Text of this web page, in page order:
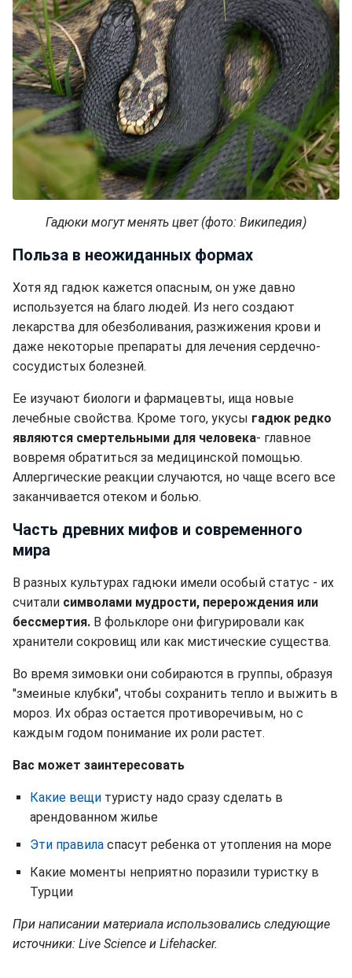
Гадюки могут менять цвет (фото: Википедия)
Польза в неожиданных формах
Хотя яд гадюк кажется опасным, он уже давно
используется на благо людей. Из него создают
лекарства для обезболивания, разжижения крови и
даже некоторые препараты для лечения сердечно-
сосудистых болезней.
Ее изучают биологи и фармацевты, ища новые
лечебные свойства. Кроме того, укусы гадюк редко
являются смертельными для человека- главное
вовремя обратиться за медицинской помощью.
Аллергические реакции случаются, но чаще всего все
заканчивается отеком и болью.
Часть древних мифов и современного
мира
В разных культурах гадюки имели особый статус - их
считали символами мудрости, перерождения или
бессмертия. В фольклоре они фигурировали как
хранители сокровищ или как мистические существа.
Во время зимовки они собираются в группы, образуя
"змеиные клубки", чтобы сохранить тепло и выжить в
мороз. Их образ остается противоречивым, но с
каждым годом понимание их роли растет.
Вас может заинтересовать
Какие вещи туристу надо сразу сделать в
арендованном жилье
Эти правила спасут ребенка от утопления на море
Какие моменты неприятно поразили туристку в
Турции
При написании материала использовались следующие
источники: Live Science и Lifehacker.